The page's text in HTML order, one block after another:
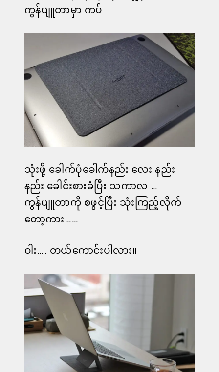
ကွန်ပျူတာမှာ ကပ်
သုံးဖို့ ခေါက်ပုံခေါက်နည်း လေး နည်း
နည်း ခေါင်းစားခံပြီး သကာလ …
ကွန်ပျူတာကို စဖွင့်ပြီး သုံးကြည့်လိုက်
တော့ကား……
ဝါး…. တယ်ကောင်းပါလား။